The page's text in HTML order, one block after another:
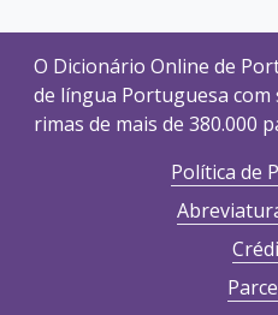
O Dicionário Online de
de língua Portuguesa com
rimas de mais de 380.000
Política de